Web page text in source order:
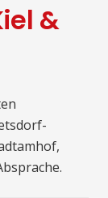
&